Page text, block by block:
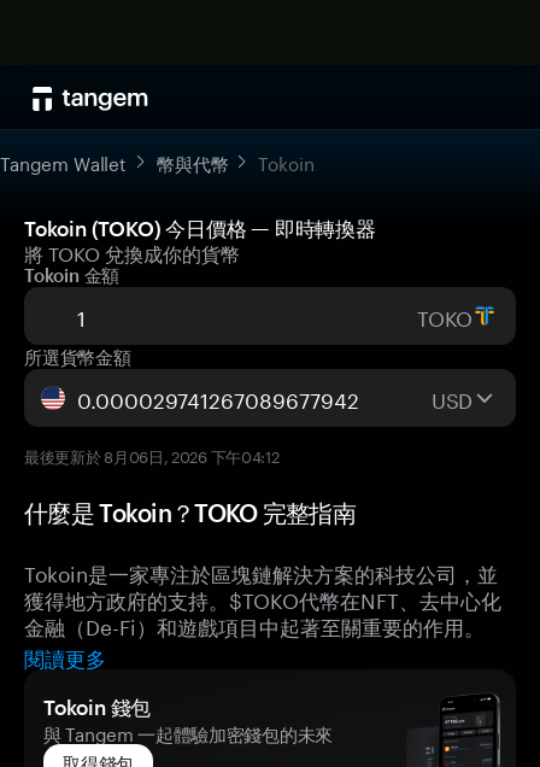
Tangem Wallet 幣與代幣 Tokoin
Tokoin (TOKO) 今日價格 — 即時轉換器
將 TOKO 兌換成你的貨幣
Tokoin 金額
TOKO
所選貨幣金額
USD
最後更新於 8月06日, 2026 下午04:12
什麼是 Tokoin？TOKO 完整指南
Tokoin是一家專注於區塊鏈解決方案的科技公司，並
獲得地方政府的支持。$TOKO代幣在NFT、去中心化
金融（De-Fi）和遊戲項目中起著至關重要的作用。
閱讀更多
Tokoin 錢包
與 Tangem 一起體驗加密錢包的未來